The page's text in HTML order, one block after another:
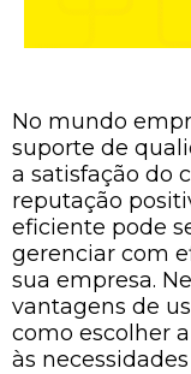
No mundo
suporte de
a satisfação do
reputação
eficiente pode
gerenciar com
sua empresa.
vantagens de
como escolher
às